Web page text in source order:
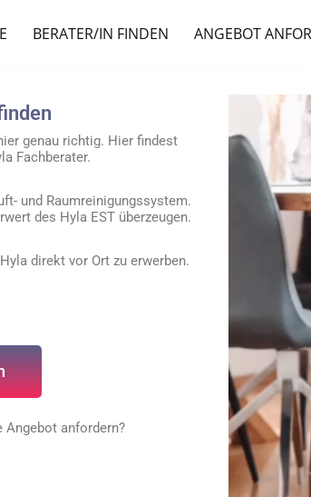
BERATER/IN FINDEN ANGEBOT
genau richtig. Hier findest
Fachberater.
und Raumreinigungssystem.
des Hyla EST überzeugen.
direkt vor Ort zu erwerben.
anfordern?